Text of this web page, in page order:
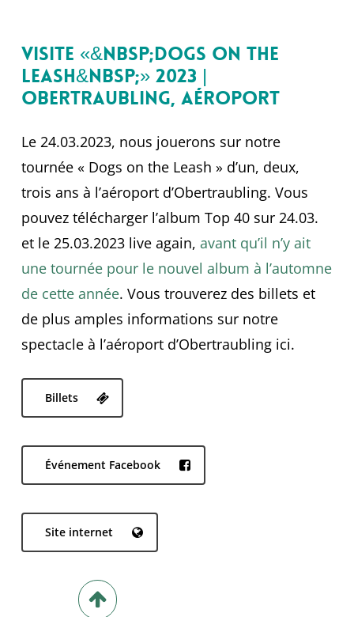
Visite «&nbsp;Dogs on the
Leash&nbsp;» 2023 |
Obertraubling, Aéroport
Le 24.03.2023, nous jouerons sur notre
tournée « Dogs on the Leash » d’un, deux,
trois ans à l’aéroport d’Obertraubling. Vous
pouvez télécharger l’album Top 40 sur 24.03.
et le 25.03.2023 live again, avant qu’il n’y ait
une tournée pour le nouvel album à l’automne
de cette année. Vous trouverez des billets et
de plus amples informations sur notre
spectacle à l’aéroport d’Obertraubling ici.
Billets
Événement Facebook
Site internet